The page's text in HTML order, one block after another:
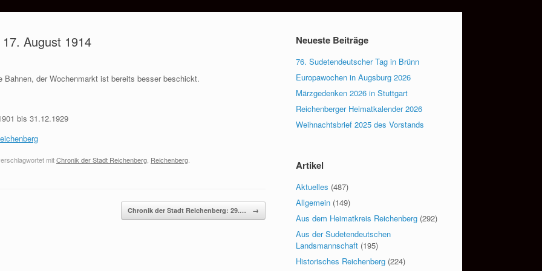
August 1914
der Wochenmarkt ist bereits besser beschickt.
bis 31.12.1929
mitChronik der Stadt Reichenberg Reichenberg
Chronik der Stadt Reichenberg: 29.… →
Neueste Beiträge
76. Sudetendeutscher Tag in Brünn
Europawochen in Augsburg 2026
Märzgedenken 2026 in Stuttgart
Reichenberger Heimatkalender 2026
Weihnachtsbrief 2025 des Vorstands
Artikel
Aktuelles (487)
Allgemein (149)
Aus dem Heimatkreis Reichenberg (292)
Aus der Sudetendeutschen
Landsmannschaft (195)
Historisches Reichenberg (224)